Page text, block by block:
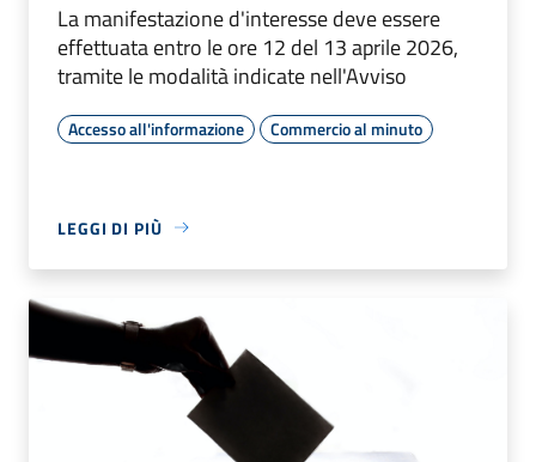
La manifestazione d'interesse deve essere
effettuata entro le ore 12 del 13 aprile 2026,
tramite le modalità indicate nell'Avviso
Accesso all'informazione Commercio al minuto
LEGGI DI PIÙ